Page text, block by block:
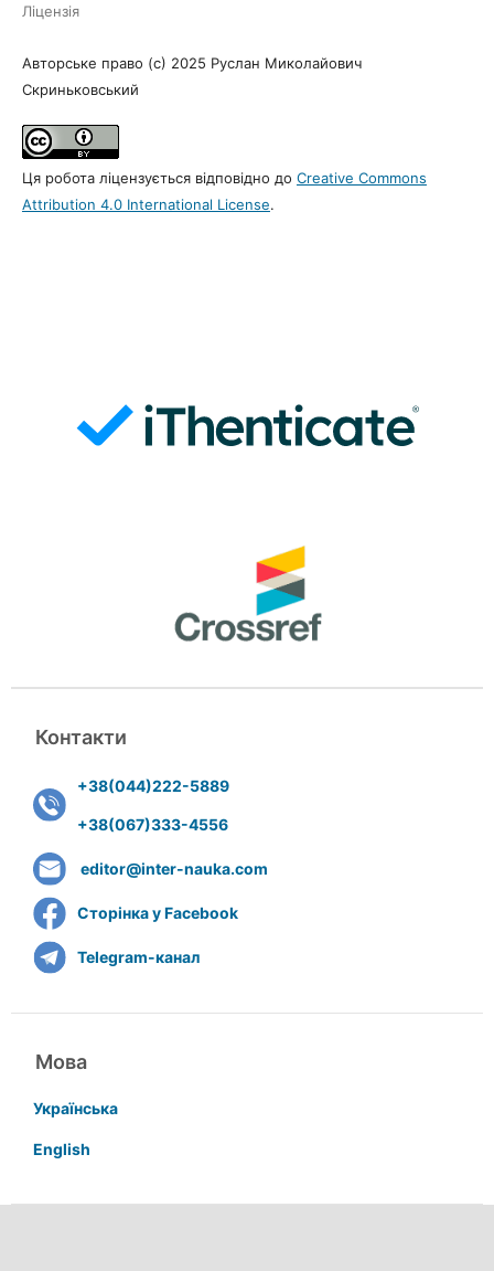
Ліцензія
Авторське право (c) 2025 Руслан Миколайович
Скриньковський
Ця робота ліцензується відповідно до Creative Commons
Attribution 4.0 International License.
Контакти
+38(044)222-5889
+38(067)333-4556
editor@inter-nauka.com
Сторінка у Facebook
Telegram-канал
Мова
Українська
English